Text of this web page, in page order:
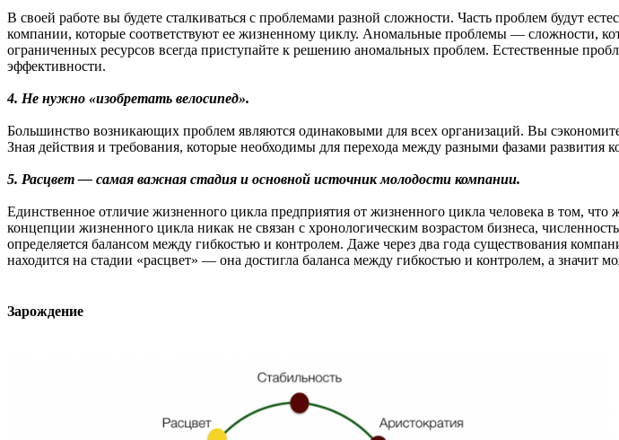
В своей работе вы будете сталкиваться с проблемами разной сложности. Часть проблем будут
компании, которые соответствуют ее жизненному циклу. Аномальные проблемы — сложности,
ограниченных ресурсов всегда приступайте к решению аномальных проблем. Естественные
эффективности.
4. Не нужно «изобретать велосипед».
Большинство возникающих проблем являются одинаковыми для всех организаций. Вы
Зная действия и требования, которые необходимы для перехода между разными фазами
5. Расцвет — самая важная стадия и основной источник молодости компании.
Единственное отличие жизненного цикла предприятия от жизненного цикла человека в том,
концепции жизненного цикла никак не связан с хронологическим возрастом бизнеса,
определяется балансом между гибкостью и контролем. Даже через два года существования
находится на стадии «расцвет» — она достигла баланса между гибкостью и контролем, а значит
Зарождение